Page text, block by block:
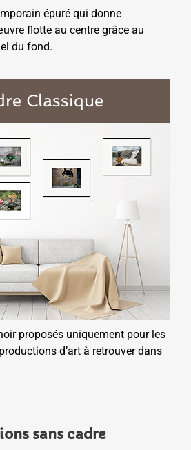
épuré qui donne
flotte au centre grâce au
du fond.
Classique
proposés uniquement pour les
d’art à retrouver dans
sans cadre